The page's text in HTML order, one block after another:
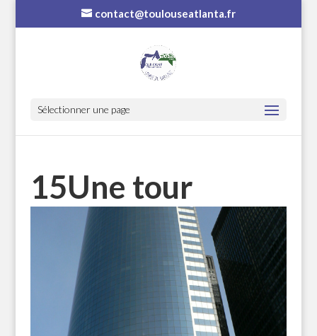
contact@toulouseatlanta.fr
Sélectionner une page
15Une tour